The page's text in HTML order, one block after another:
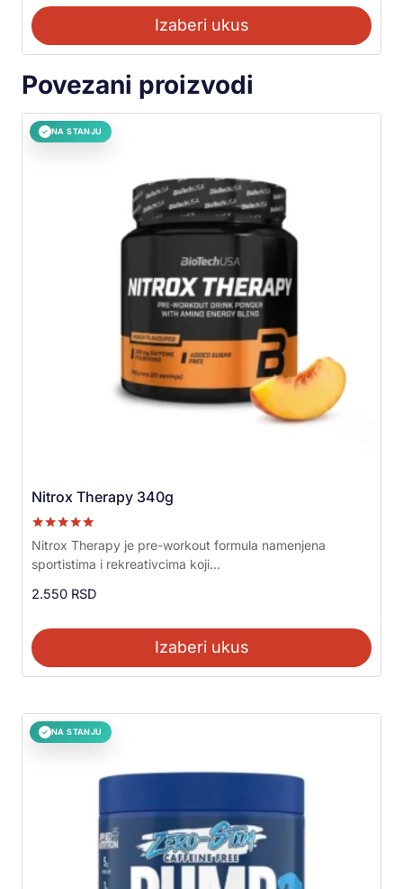
Izaberi ukus
Povezani proizvodi
✓ NA STANJU
Nitrox Therapy 340g
Ocenjeno sa
5.00
od 5
Nitrox Therapy je pre-workout formula namenjena
sportistima i rekreativcima koji...
2.550 RSD
Izaberi ukus
✓ NA STANJU